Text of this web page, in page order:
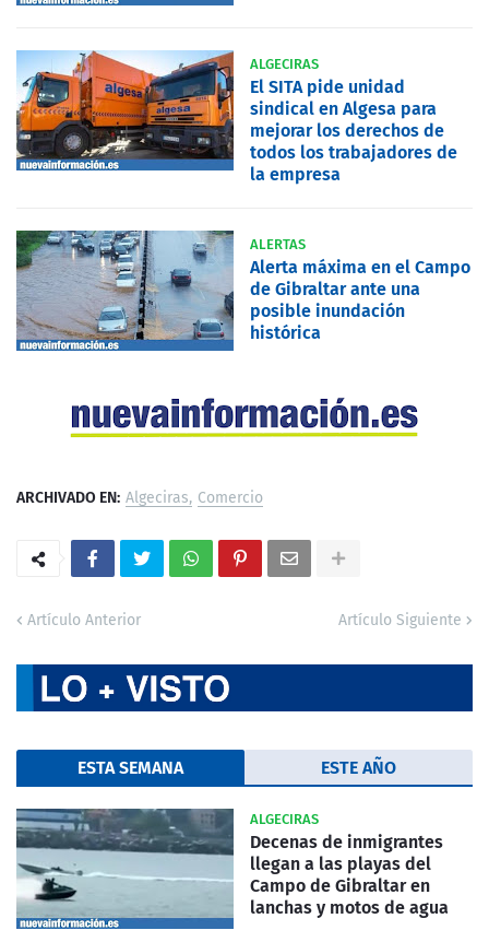
ALGECIRAS
El SITA pide unidad
sindical en Algesa para
mejorar los derechos de
todos los trabajadores de
la empresa
ALERTAS
Alerta máxima en el Campo
de Gibraltar ante una
posible inundación
histórica
ARCHIVADO EN: Algeciras Comercio
Artículo Anterior Artículo Siguiente
ESTA SEMANA ESTE AÑO
ALGECIRAS
Decenas de inmigrantes
llegan a las playas del
Campo de Gibraltar en
lanchas y motos de agua